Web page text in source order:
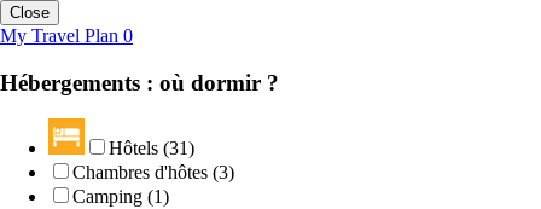
Close
My Travel Plan 0
Hébergements : où dormir ?
Hôtels (31)
Chambres d'hôtes (3)
Camping (1)